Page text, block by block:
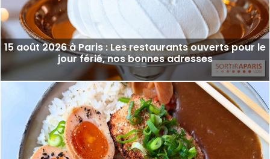
15 août 2026 à Paris : Les restaurants ouverts pour le
jour férié, nos bonnes adresses